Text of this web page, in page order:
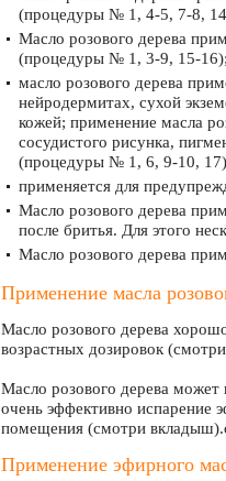
(процедуры № 1, 4-5, 7-8,
Масло розового дерева
(процедуры № 1, 3-9, 15-16);
масло розового дерева
нейродермитах, сухой
кожей; применение масла
сосудистого рисунка,
(процедуры № 1, 6, 9-10,
применяется для
Масло розового дерева
после бритья. Для этого
Масло розового дерева
Применение масла
Масло розового дерева
возрастных дозировок
Масло розового дерева может
очень эффективно испарение
помещения (смотри
Применение эфирного